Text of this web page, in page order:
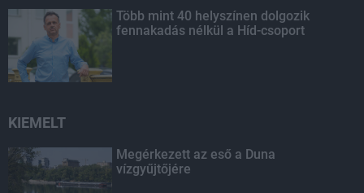
Több mint 40 helyszínen dolgozik
fennakadás nélkül a Híd-csoport
KIEMELT
Megérkezett az eső a Duna
vízgyűjtőjére